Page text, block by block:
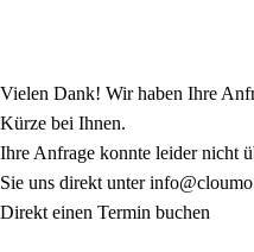
Vielen Dank! Wir haben Ihre
Kürze bei Ihnen.
Ihre Anfrage konnte leider nicht
Sie uns direkt unter
Direkt einen Termin buchen